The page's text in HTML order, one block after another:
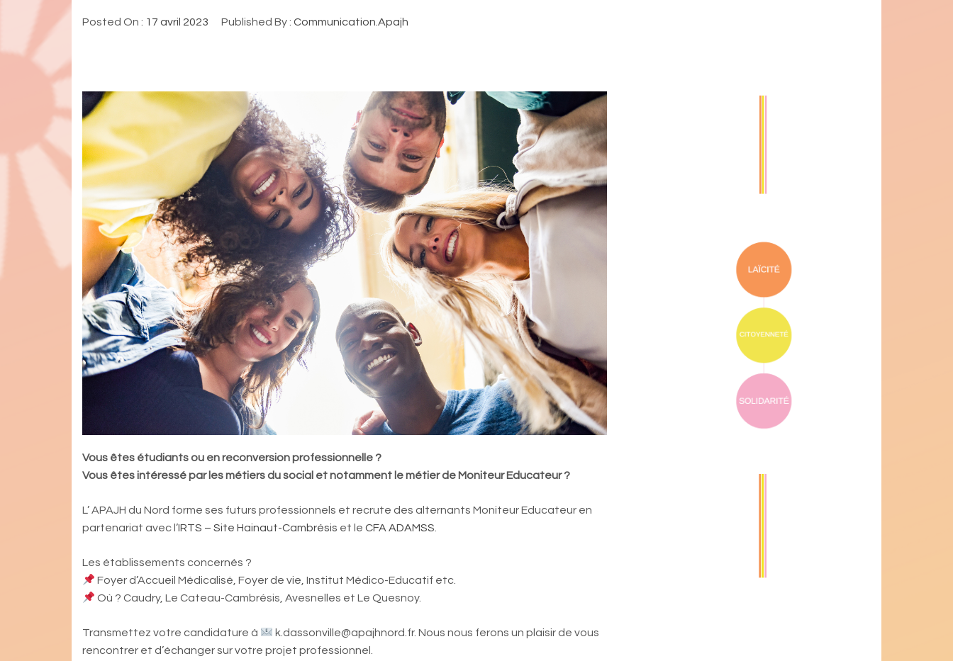
Posted On : 17 avril 2023 Published By : Communication.Apajh
Vous êtes étudiants ou en reconversion professionnelle ?
Vous êtes intéressé par les métiers du social et notamment le métier de Moniteur Educateur ?
L’ APAJH du Nord forme ses futurs professionnels et recrute des alternants Moniteur Educateur en
partenariat avec l’IRTS – Site Hainaut-Cambrésis et le CFA ADAMSS
Les établissements concernés ?
Foyer d’Accueil Médicalisé, Foyer de vie, Institut Médico-Educatif etc.
Où ? Caudry, Le Cateau-Cambrésis, Avesnelles et Le Quesnoy.
Transmettez votre candidature à
k.dassonville@apajhnord.fr. Nous nous ferons un plaisir de vous
rencontrer et d’échanger sur votre projet professionnel.